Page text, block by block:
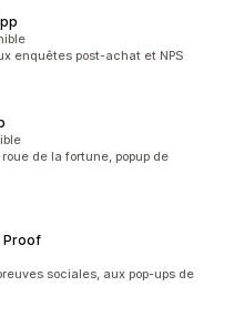
enquêtes post-achat et NPS
de la fortune, popup de
Proof
sociales, aux pop-ups de